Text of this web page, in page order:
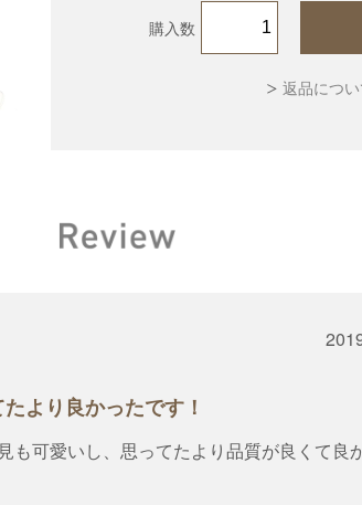
購入数
返品につ
より良かったです！
も可愛いし、思ってたより品質が良くて良